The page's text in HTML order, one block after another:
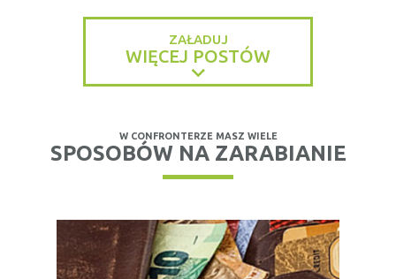
ZAŁADUJ
WIĘCEJ POSTÓW
W CONFRONTERZE MASZ WIELE
SPOSOBÓW NA ZARABIANIE